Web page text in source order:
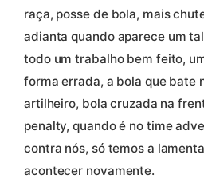
raça, posse de bola, mais
adianta quando aparece um
todo um trabalho bem feito,
forma errada, a bola que bate
artilheiro, bola cruzada na
penalty, quando é no time
contra nós, só temos a
acontecer novamente.